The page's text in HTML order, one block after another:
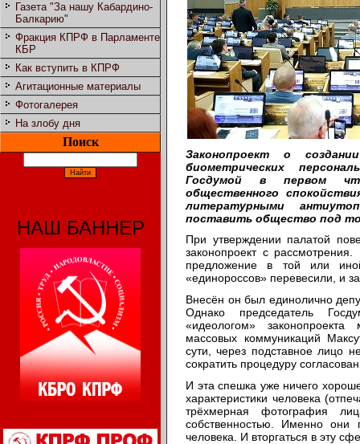
Газета "За нашу Кабардино-
Балкарию"
Фракция КПРФ в Парламенте
КБР
Как вступить в КПРФ
Агитационные материалы
Фотогалерея
На злобу дня
Поиск
НАШ БАННЕР
Законопроект о
биометрических
Госдумой в первом
общественного
литературными
поставить общество под
При утверждении палатой
законопроект с
предложение в той или
«единороссов» перевесили, и
Внесён он был единолично
Однако председатель
«идеологом»
массовых коммуникаций
сути, через подставное лицо
сократить процедуру
И эта спешка уже ничего
характеристики человека
трёхмерная фотография
собственностью. Именно они
человека. И вторгаться в эту